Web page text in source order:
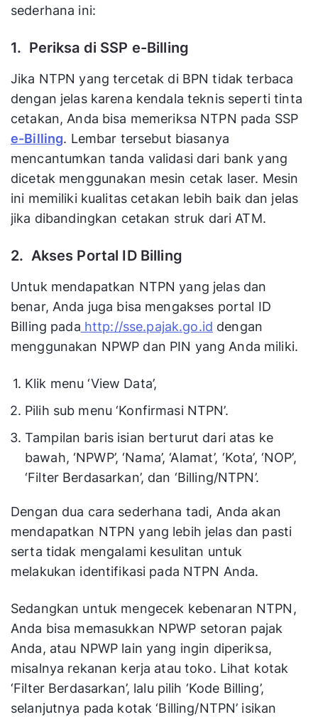
sederhana ini:
1. Periksa di SSP e-Billing
Jika NTPN yang tercetak di BPN tidak terbaca
dengan jelas karena kendala teknis seperti tinta
cetakan, Anda bisa memeriksa NTPN pada SSP
e-Billing. Lembar tersebut biasanya
mencantumkan tanda validasi dari bank yang
dicetak menggunakan mesin cetak laser. Mesin
ini memiliki kualitas cetakan lebih baik dan jelas
jika dibandingkan cetakan struk dari ATM.
2. Akses Portal ID Billing
Untuk mendapatkan NTPN yang jelas dan
benar, Anda juga bisa mengakses portal ID
Billing pada http://sse.pajak.go.id dengan
menggunakan NPWP dan PIN yang Anda miliki.
Klik menu ‘View Data’,
Pilih sub menu ‘Konfirmasi NTPN’.
Tampilan baris isian berturut dari atas ke
bawah, ‘NPWP’, ‘Nama’, ‘Alamat’, ‘Kota’, ‘NOP’,
‘Filter Berdasarkan’, dan ‘Billing/NTPN’.
Dengan dua cara sederhana tadi, Anda akan
mendapatkan NTPN yang lebih jelas dan pasti
serta tidak mengalami kesulitan untuk
melakukan identifikasi pada NTPN Anda.
Sedangkan untuk mengecek kebenaran NTPN,
Anda bisa memasukkan NPWP setoran pajak
Anda, atau NPWP lain yang ingin diperiksa,
misalnya rekanan kerja atau toko. Lihat kotak
‘Filter Berdasarkan’, lalu pilih ‘Kode Billing’,
selanjutnya pada kotak ‘Billing/NTPN’ isikan